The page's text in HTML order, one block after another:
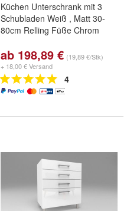
Küchen Unterschrank mit 3
Schubladen Weiß , Matt 30-
80cm Relling Füße Chrom
ab 198,89 € (19,89 €/Stk)
+ 18,00 € Versand
4